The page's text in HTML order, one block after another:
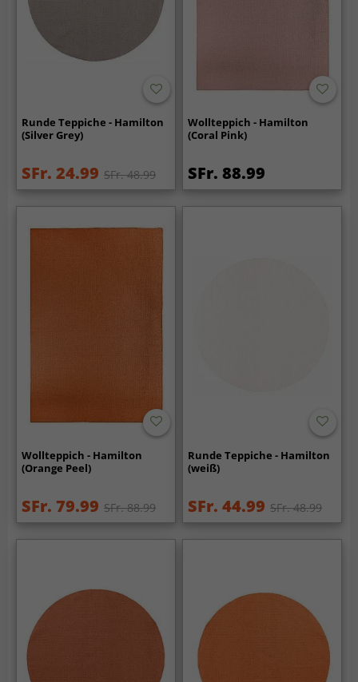
Runde Teppiche - Hamilton
(Silver Grey)
SFr. 24.99 SFr. 48.99
Wollteppich - Hamilton
(Coral Pink)
SFr. 88.99
Wollteppich - Hamilton
(Orange Peel)
SFr. 79.99 SFr. 88.99
Runde Teppiche - Hamilton
(weiß)
SFr. 44.99 SFr. 48.99